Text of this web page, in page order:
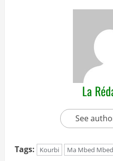
La
See
Tags: Kourbi Ma Mbed Mbed